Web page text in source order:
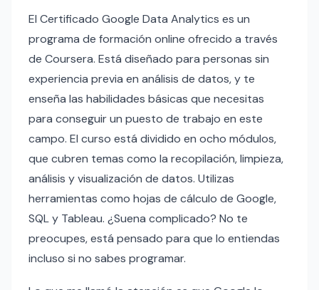
El Certificado Google Data Analytics es un
programa de formación online ofrecido a través
de Coursera. Está diseñado para personas sin
experiencia previa en análisis de datos, y te
enseña las habilidades básicas que necesitas
para conseguir un puesto de trabajo en este
campo. El curso está dividido en ocho módulos,
que cubren temas como la recopilación, limpieza,
análisis y visualización de datos. Utilizas
herramientas como hojas de cálculo de Google,
SQL y Tableau. ¿Suena complicado? No te
preocupes, está pensado para que lo entiendas
incluso si no sabes programar.